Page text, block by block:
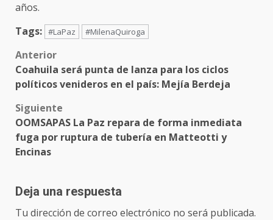
años.
Tags: #LaPaz #MilenaQuiroga
Post
navigation
Anterior
Coahuila será punta de lanza para los ciclos
políticos venideros en el país: Mejía Berdeja
Siguiente
OOMSAPAS La Paz repara de forma inmediata
fuga por ruptura de tubería en Matteotti y
Encinas
Deja una respuesta
Tu dirección de correo electrónico no será publicada.